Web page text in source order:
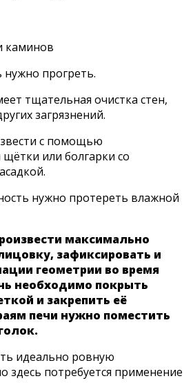
каминов
прогреть.
тщательная очистка стен,
загрязнений.
с помощью
или болгарки со
нужно протереть влажной
максимально
зафиксировать и
геометрии во время
необходимо покрыть
и закрепить её
печи нужно поместить
идеально ровную
здесь потребуется применение